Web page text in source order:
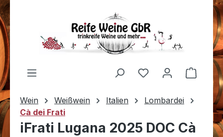
Zum Hauptinhalt springen
Du hast 0
Wein Weißwein Italien
Lombardei
Cà dei Frati
iFrati Lugana 2025 DOC Cà